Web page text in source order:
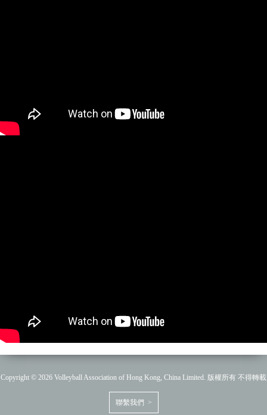
Copyright © 2026 Volleyball Association of Hong Kong, China Limited. 版權所有 不得轉載
聯繫我們 >